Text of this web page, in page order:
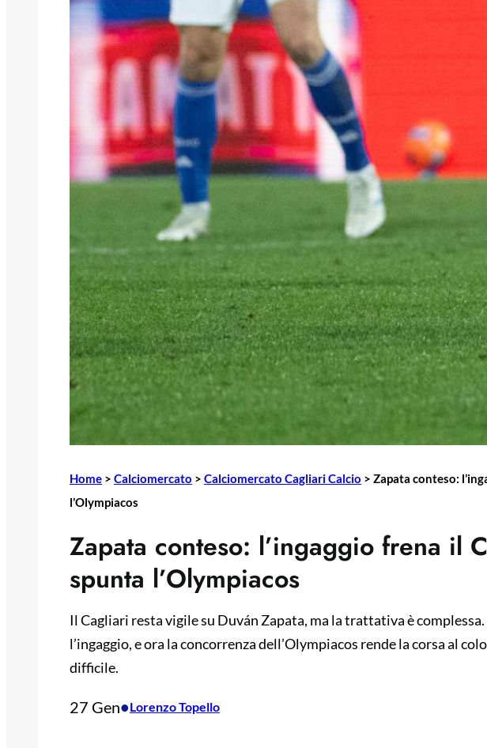
Home > Calciomercato > Calciomercato Cagliari Calcio > Zapata conteso:
l’Olympiacos
Zapata conteso: l’ingaggio frena il
spunta l’Olympiacos
Il Cagliari resta vigile su Duván Zapata, ma la trattativa è complessa.
l’ingaggio, e ora la concorrenza dell’Olympiacos rende la corsa al
difficile.
27 Gen•Lorenzo Topello